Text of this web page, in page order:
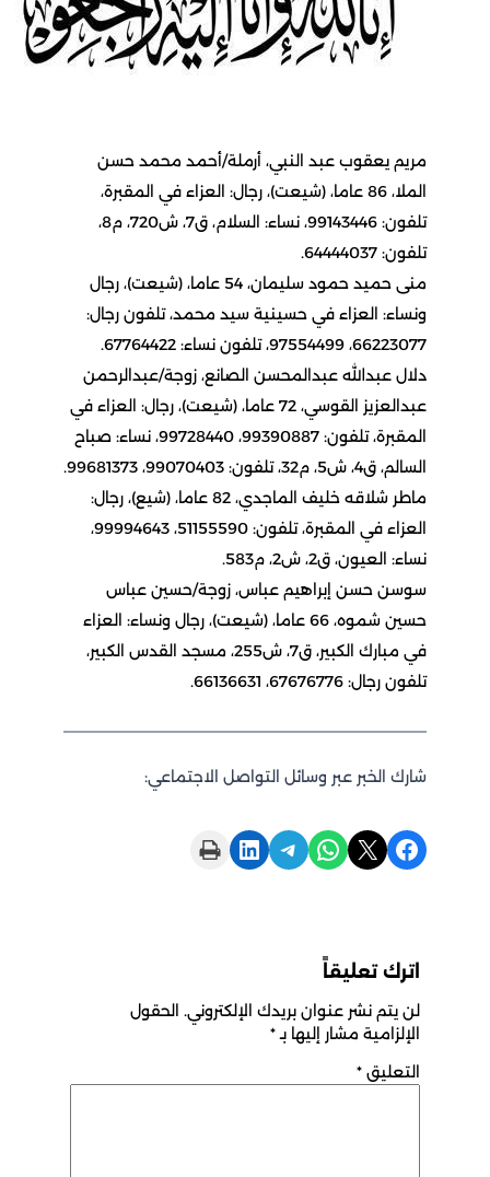
مريم يعقوب عبد النبي، أرملة/أحمد محمد حسن
الملا، 86 عاما، (شيعت)، رجال: العزاء في المقبرة،
تلفون: 99143446، نساء: السلام، ق7، ش720، م8،
تلفون: 64444037.
منى حميد حمود سليمان، 54 عاما، (شيعت)، رجال
ونساء: العزاء في حسينية سيد محمد، تلفون رجال:
66223077، 97554499، تلفون نساء: 67764422.
دلال عبدالله عبدالمحسن الصانع، زوجة/عبدالرحمن
عبدالعزيز القوسي، 72 عاما، (شيعت)، رجال: العزاء في
المقبرة، تلفون: 99390887، 99728440، نساء: صباح
السالم، ق4، ش5، م32، تلفون: 99070403، 99681373.
ماطر شلاقه خليف الماجدي، 82 عاما، (شيع)، رجال:
العزاء في المقبرة، تلفون: 51155590، 99994643،
نساء: العيون، ق2، ش2، م583.
سوسن حسن إبراهيم عباس، زوجة/حسين عباس
حسين شموه، 66 عاما، (شيعت)، رجال ونساء: العزاء
في مبارك الكبير، ق7، ش255، مسجد القدس الكبير،
تلفون رجال: 67676776، 66136631.
شارك الخبر عبر وسائل التواصل الاجتماعي:
Share on Facebook
Share on X
Share on WhatsApp
Share on Telegram
Share on LinkedIn
Print this Page
اترك تعليقاً
لن يتم نشر عنوان بريدك الإلكتروني. الحقول
الإلزامية مشار إليها بـ *
التعليق*